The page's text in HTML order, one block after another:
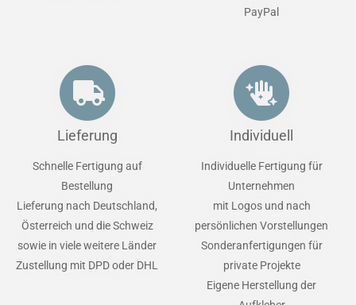
PayPal
Lieferung
Schnelle Fertigung auf
Bestellung
Lieferung nach Deutschland,
Österreich und die Schweiz
sowie in viele weitere Länder
Zustellung mit DPD oder DHL
Individuell
Individuelle Fertigung für
Unternehmen
mit Logos und nach
persönlichen Vorstellungen
Sonderanfertigungen für
private Projekte
Eigene Herstellung der